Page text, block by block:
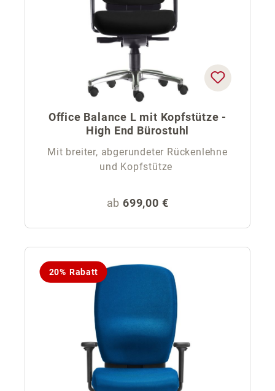
Office Balance L mit Kopfstütze -
High End Bürostuhl
Mit breiter, abgerundeter Rückenlehne
und Kopfstütze
Regulärer Preis:
ab 699,00 €
20% Rabatt